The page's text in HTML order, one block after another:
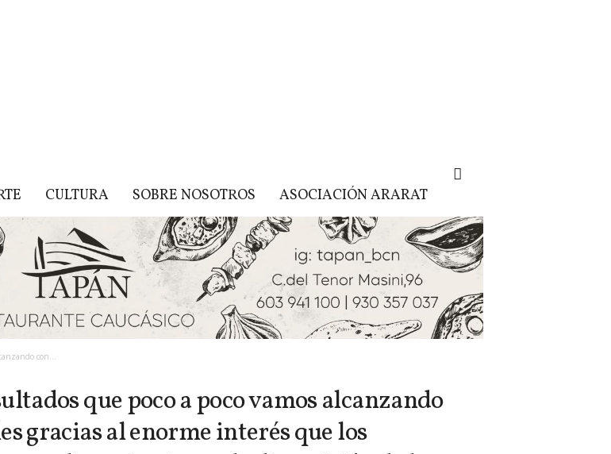
CULTURA SOBRE NOSOTROS ASOCIACIÓN ARARAT
con...
que poco a poco vamos alcanzando
gracias al enorme interés que los